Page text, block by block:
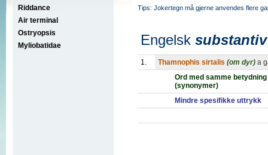
Riddance
Air terminal
Ostryopsis
Myliobatidae
Tips: Jokertegn må gjerne anvendes flere
Engelsk substantiv
1. Thamnophis sirtalis (om dyr) a
Ord med samme betydning
(synonymer)
Mindre spesifikke uttrykk